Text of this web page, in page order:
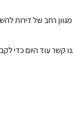
רחב של דירות
קשר עוד היום כדי